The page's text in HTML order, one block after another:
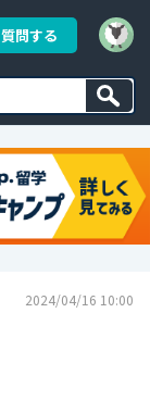
質問する
2024/04/16 10:00